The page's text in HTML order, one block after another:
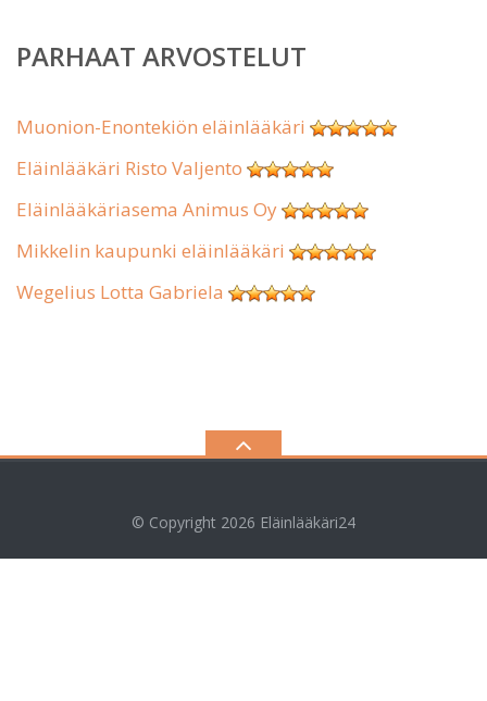
PARHAAT ARVOSTELUT
Muonion-Enontekiön eläinlääkäri
Eläinlääkäri Risto Valjento
Eläinlääkäriasema Animus Oy
Mikkelin kaupunki eläinlääkäri
Wegelius Lotta Gabriela
© Copyright 2026 Eläinlääkäri24